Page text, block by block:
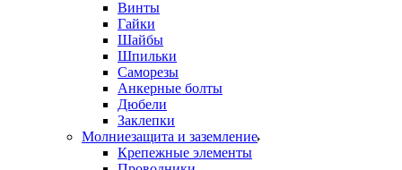
Винты
Гайки
Шайбы
Шпильки
Саморезы
Анкерные болты
Дюбели
Заклепки
Молниезащита и заземление
Крепежные элементы